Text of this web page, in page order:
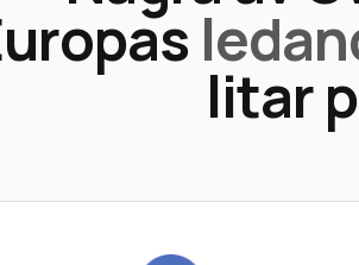
litar